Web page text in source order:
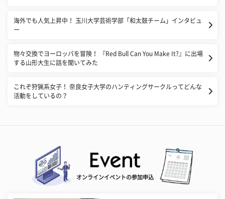
海外でも人気上昇中！ 玉川大学芸術学部「和太鼓チーム」インタビュ
ー
​物々交換でヨーロッパを冒険！ 『Red Bull Can You Make It?』に出場
する山形大生に話を聞いてみた
これぞ狩猟系女子！ 奈良女子大学のハンティングサークルってどんな
活動をしているの？
オンラインイベントの参加申込